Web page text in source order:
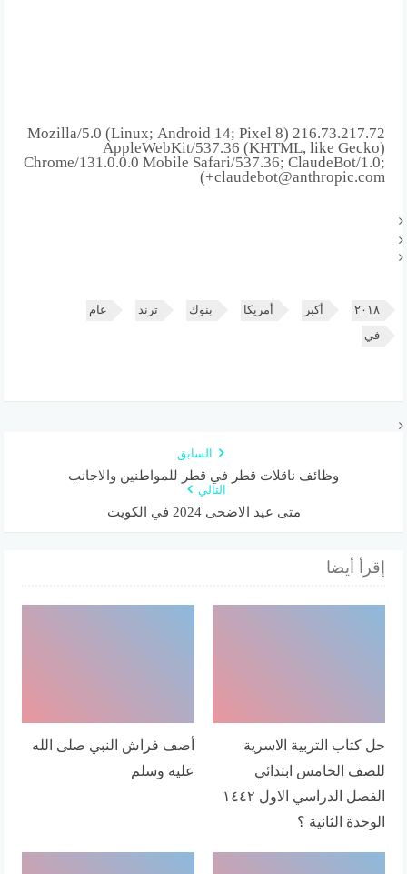
216.73.217.72 Mozilla/5.0 (Linux; Android 14; Pixel 8)
AppleWebKit/537.36 (KHTML, like Gecko)
Chrome/131.0.0.0 Mobile Safari/537.36; ClaudeBot/1.0;
+claudebot@anthropic.com)
۲۰۱۸ أكبر أمريكا بنوك ترند عام
في
السابق
وظائف ناقلات قطر في قطر للمواطنين والاجانب
التالي
متى عيد الاضحى 2024 في الكويت
إقرأ أيضا
حل كتاب التربية الاسرية
للصف الخامس ابتدائي
الفصل الدراسي الاول ١٤٤٢
الوحدة الثانية ؟
أصف فراش النبي صلى الله
عليه وسلم